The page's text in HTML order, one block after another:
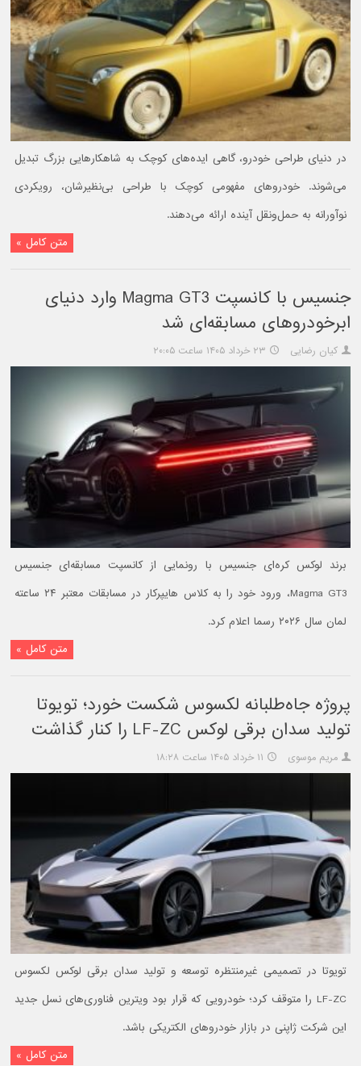
در دنیای طراحی خودرو، گاهی ایده‌های کوچک به شاهکارهایی بزرگ تبدیل
می‌شوند. خودروهای مفهومی کوچک با طراحی بی‌نظیرشان، رویکردی
نوآورانه به حمل‌ونقل آینده ارائه می‌دهند.
متن کامل »
جنسیس با کانسپت Magma GT3 وارد دنیای
ابرخودروهای مسابقه‌ای شد
کیان رضایی ۲۳ خرداد ۱۴۰۵ ساعت ۲۰:۰۵
برند لوکس کره‌ای جنسیس با رونمایی از کانسپت مسابقه‌ای جنسیس
Magma GT3، ورود خود را به کلاس هایپرکار در مسابقات معتبر ۲۴ ساعته
لمان سال ۲۰۲۶ رسما اعلام کرد.
متن کامل »
پروژه جاه‌طلبانه لکسوس شکست خورد؛ تویوتا
تولید سدان برقی لوکس LF-ZC را کنار گذاشت
مریم موسوی ۱۱ خرداد ۱۴۰۵ ساعت ۱۸:۲۸
تویوتا در تصمیمی غیرمنتظره توسعه و تولید سدان برقی لوکس لکسوس
LF-ZC را متوقف کرد؛ خودرویی که قرار بود ویترین فناوری‌های نسل جدید
این شرکت ژاپنی در بازار خودروهای الکتریکی باشد.
متن کامل »